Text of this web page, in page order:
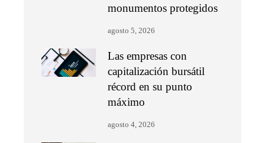
monumentos protegidos
agosto 5, 2026
Las empresas con
capitalización bursátil
récord en su punto
máximo
agosto 4, 2026